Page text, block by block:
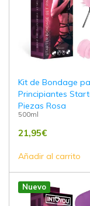
Kit de Bondage
Principiantes
Piezas Rosa
500ml
21,95€
Añadir al carrito
Nuevo